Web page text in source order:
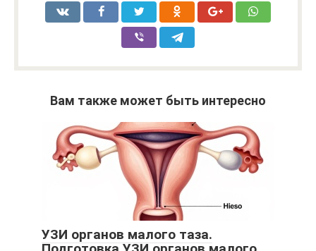
Вам также может быть интересно
УЗИ органов малого таза.